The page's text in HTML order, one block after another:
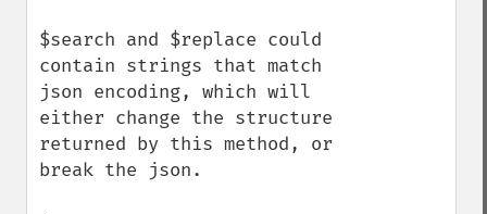
$search and $replace could
contain strings that match
json encoding, which will
either change the structure
returned by this method, or
break the json.